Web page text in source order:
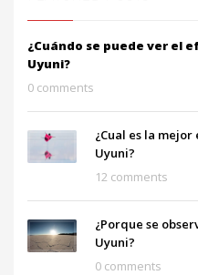
¿Cuándo se puede ver el
Uyuni?
0 comments
¿Cual es la
Uyuni?
12 comments
¿Porque se
Uyuni?
0 comments